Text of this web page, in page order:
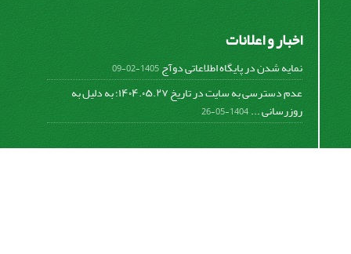
اخبار و اعلانات
نمایه شدن در پایگاه اطلاعاتی دوآج1405-02-09
عدم دسترسی به سایت در تاریخ ۱۴۰۴.۰۵.۲۷؛ به دلیل به
روزرسانی ...1404-05-26